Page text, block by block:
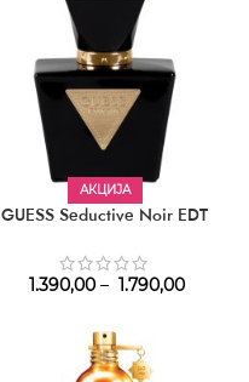
АКЦИЈА
GUESS Seductive Noir EDT
1.390,00 – 1.790,00